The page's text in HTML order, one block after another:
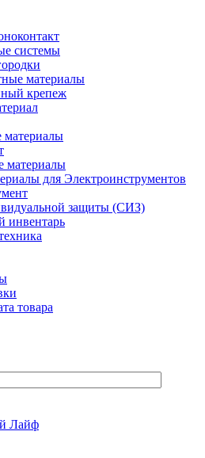
системы
материалы
крепеж
материалы
для Электроинструментов
защиты (СИЗ)
инвентарь
товара